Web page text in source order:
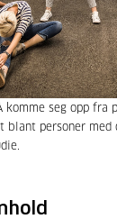
komme seg opp
blant personer